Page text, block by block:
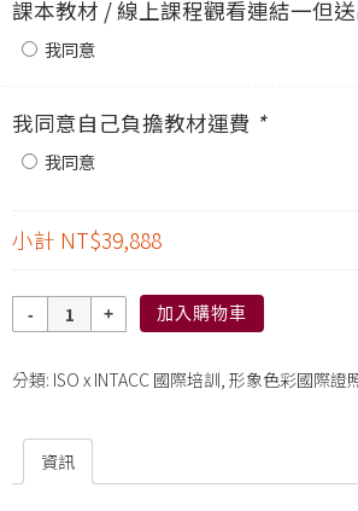
課本教材 / 線上課程觀看連結一但
我同意
我同意自己負擔教材運費 *
我同意
小計 NT$39,888
量
加入購物車
分類: ISO x INTACC 國際培訓 形象色彩國際證
資訊